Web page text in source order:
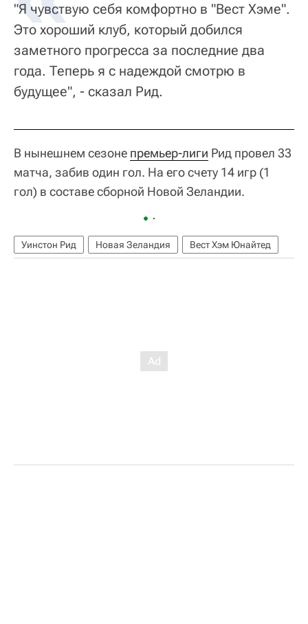
"Я чувствую себя комфортно в "Вест Хэме".
Это хороший клуб, который добился
заметного прогресса за последние два
года. Теперь я с надеждой смотрю в
будущее", - сказал Рид.
В нынешнем сезоне премьер-лиги Рид провел 33
матча, забив один гол. На его счету 14 игр (1
гол) в составе сборной Новой Зеландии.
Уинстон Рид Новая Зеландия Вест Хэм Юнайтед